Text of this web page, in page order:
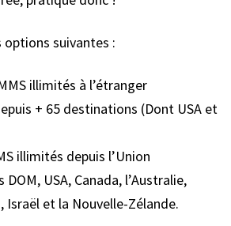
suivantes :
illimités à l’étranger
+ 65 destinations (Dont USA et
illimités depuis l’Union
DOM, USA, Canada, l’Australie,
Israël et la Nouvelle-Zélande.